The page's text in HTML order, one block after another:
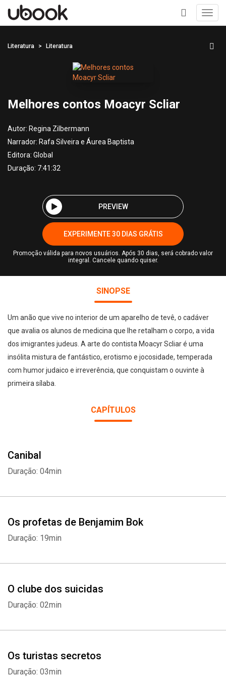
+
Literatura Literatura
Melhores contos Moacyr Scliar
Autor: Regina Zilbermann
Narrador: Rafa Silveira e Áurea Baptista
Editora: Global
Duração: 7:41:32
PREVIEW
EXPERIMENTE 30 DIAS GRÁTIS
Promoção válida para novos usuários. Após 30 dias, será cobrado valor
integral. Cancele quando quiser.
SINOPSE
Um anão que vive no interior de um aparelho de tevê, o cadáver
que avalia os alunos de medicina que lhe retalham o corpo, a vida
dos imigrantes judeus. A arte do contista Moacyr Scliar é uma
insólita mistura de fantástico, erotismo e jocosidade, temperada
com humor judaico e irreverência, que conquistam o ouvinte à
primeira sílaba.
CAPÍTULOS
Canibal
Duração: 04min
Os profetas de Benjamim Bok
Duração: 19min
O clube dos suicidas
Duração: 02min
Os turistas secretos
Duração: 03min